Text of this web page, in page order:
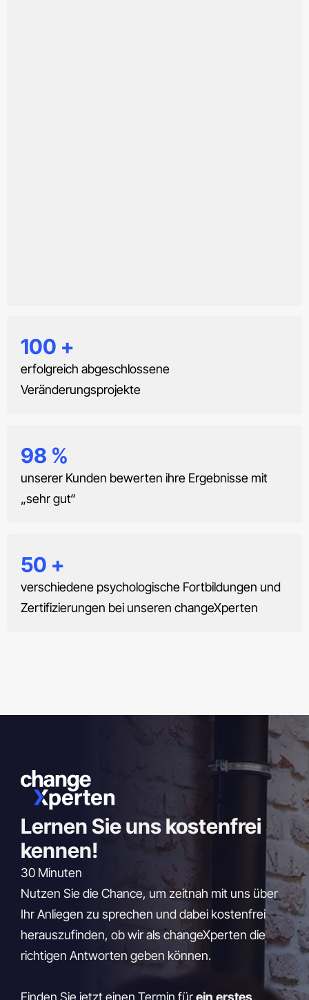
100 +
erfolgreich abgeschlossene
Veränderungsprojekte
98 %
unserer Kunden bewerten ihre Ergebnisse mit
„sehr gut“
50 +
verschiedene psychologische Fortbildungen und
Zertifizierungen bei unseren changeXperten
Lernen Sie unskostenfrei
kennen!
30 Minuten
Nutzen Sie die Chance, um zeitnah mit uns über
Ihr Anliegen zu sprechen und dabei kostenfrei
herauszufinden, ob wir als changeXperten die
richtigen Antworten geben können.